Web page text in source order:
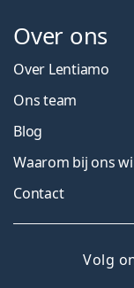
Over ons
Over Lentiamo
Ons team
Blog
Waarom bij ons
Contact
Volg